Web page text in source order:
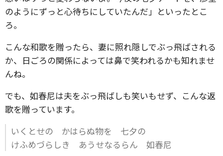
のようにずっと心待ちにしていたんだ」といったとこ
ろ。
こんな和歌を贈ったら、妻に照れ隠しでぶっ飛ばされる
か、日ごろの関係によっては鼻で笑われるかも知れませ
んね。
でも、如春尼は夫をぶっ飛ばしも笑いもせず、こんな返
歌を贈っています。
いくとせの かはらぬ物を 七夕の
けふめづらしき あうせなるらん 如春尼